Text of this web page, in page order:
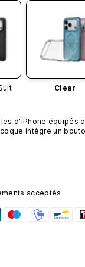
Clear
d'iPhone équipés
intègre un
acceptés